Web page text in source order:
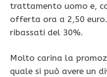
trattamento uomo e,
offerta ora a 2,50
ribassati del 30%.
Molto carina la
quale si può avere un